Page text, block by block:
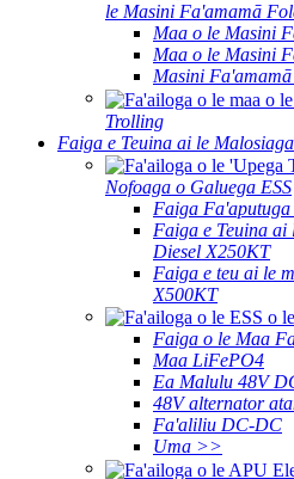
le Masini Fa'amamā
Maa o le Masini
Maa o le Masini
Masini
Trolling
Faiga e Teuina ai le Malosiaga
Nofoaga o Galuega ESS
Faiga
Faiga e Teuina
Diesel X250KT
Faiga e teu ai le
X500KT
Faiga o le Maa
Maa LiFePO4
Ea Malulu 48V
48V alternator
Fa'aliliu DC-DC
Uma >>